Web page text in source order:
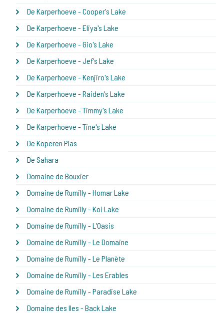
De Karperhoeve - Cooper's Lake
De Karperhoeve - Eliya's Lake
De Karperhoeve - Gio's Lake
De Karperhoeve - Jef's Lake
De Karperhoeve - Kenjiro's Lake
De Karperhoeve - Raiden's Lake
De Karperhoeve - Timmy's Lake
De Karperhoeve - Tine's Lake
De Koperen Plas
De Sahara
Domaine de Bouxier
Domaine de Rumilly - Homar Lake
Domaine de Rumilly - Koi Lake
Domaine de Rumilly - L'Oasis
Domaine de Rumilly - Le Domaine
Domaine de Rumilly - Le Planète
Domaine de Rumilly - Les Erables
Domaine de Rumilly - Paradise Lake
Domaine des Iles - Back Lake